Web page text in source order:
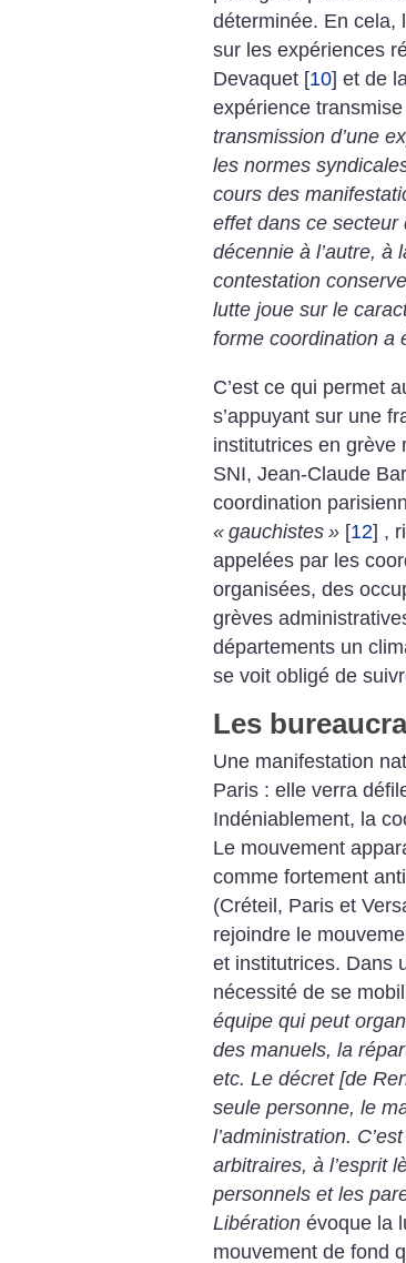
déterminée. En cela,
sur les expériences
Devaquet [10] et de
expérience transmise
transmission d’une
les normes
cours des
effet dans ce
décennie à l’autre, à
contestation
lutte joue sur le
forme coordination a
C’est ce qui permet
s’appuyant sur une
institutrices en grève
SNI, Jean-Claude
coordination
« gauchistes » [12] ,
appelées par les
organisées, des
grèves
départements un
se voit obligé de
Les
Une manifestation
Paris : elle verra
Indéniablement, la
Le mouvement
comme fortement
(Créteil, Paris et
rejoindre le
et institutrices. Dans
nécessité de se
équipe qui peut
des manuels, la
etc. Le décret [de
seule personne, le
l’administration.
arbitraires, à l’esprit
personnels et les
Libération évoque la
mouvement de fond